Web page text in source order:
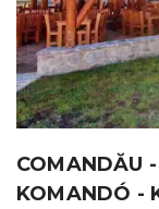
COMANDĂU
KOMANDÓ -